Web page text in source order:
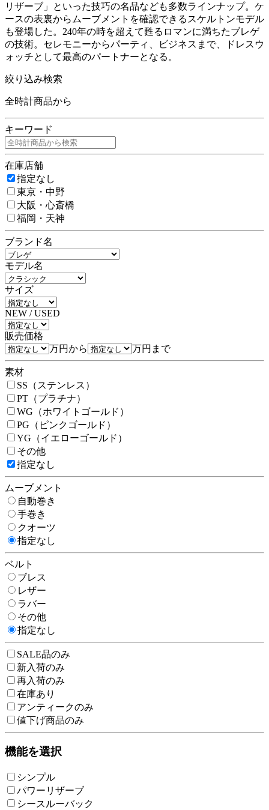
リザーブ」といった技巧の名品なども多数ラインナップ。ケ
ースの表裏からムーブメントを確認できるスケルトンモデル
も登場した。240年の時を超えて甦るロマンに満ちたブレゲ
の技術。セレモニーからパーティ、ビジネスまで、ドレスウ
ォッチとして最高のパートナーとなる。
絞り込み検索
全時計商品から
キーワード
在庫店舗
指定なし
東京・中野
大阪・心斎橋
福岡・天神
ブランド名
モデル名
サイズ
NEW / USED
販売価格
万円から
万円まで
素材
SS（ステンレス）
PT（プラチナ）
WG（ホワイトゴールド）
PG（ピンクゴールド）
YG（イエローゴールド）
その他
指定なし
ムーブメント
自動巻き
手巻き
クオーツ
指定なし
ベルト
ブレス
レザー
ラバー
その他
指定なし
SALE品のみ
新入荷のみ
再入荷のみ
在庫あり
アンティークのみ
値下げ商品のみ
機能を選択
シンプル
パワーリザーブ
シースルーバック